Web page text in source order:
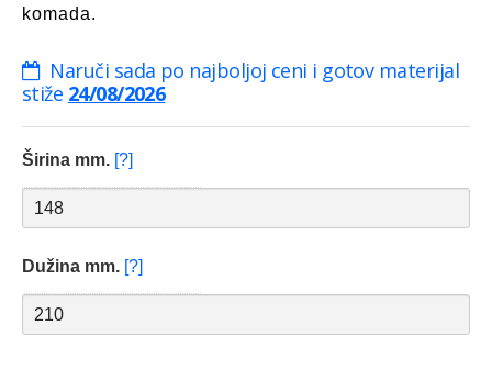
komada.
Naruči sada po najboljoj ceni i gotov materijal
stiže 24/08/2026
Širina mm. [?]
Dužina mm. [?]